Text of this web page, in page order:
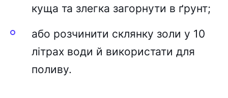
куща та злегка загорнути в ґрунт;
або розчинити склянку золи у 10
літрах води й використати для
поливу.